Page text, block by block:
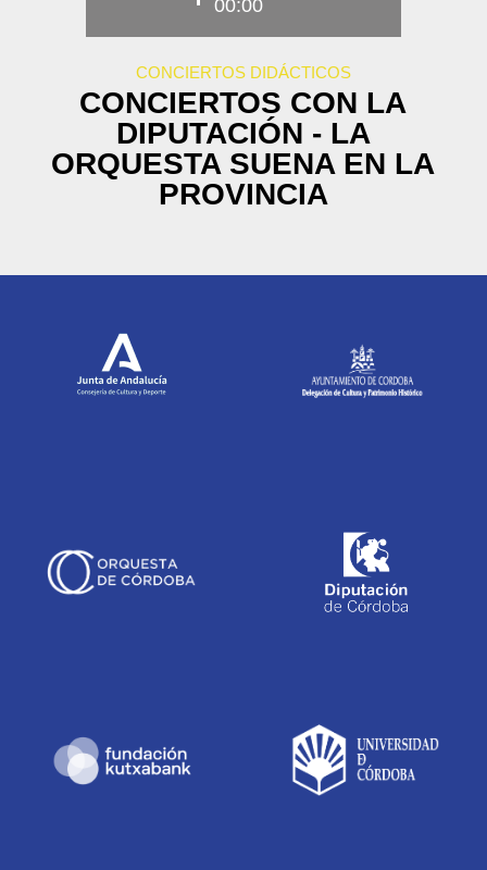
00:00
CONCIERTOS DIDÁCTICOS
CONCIERTOS CON LA
DIPUTACIÓN - LA
ORQUESTA SUENA EN LA
PROVINCIA